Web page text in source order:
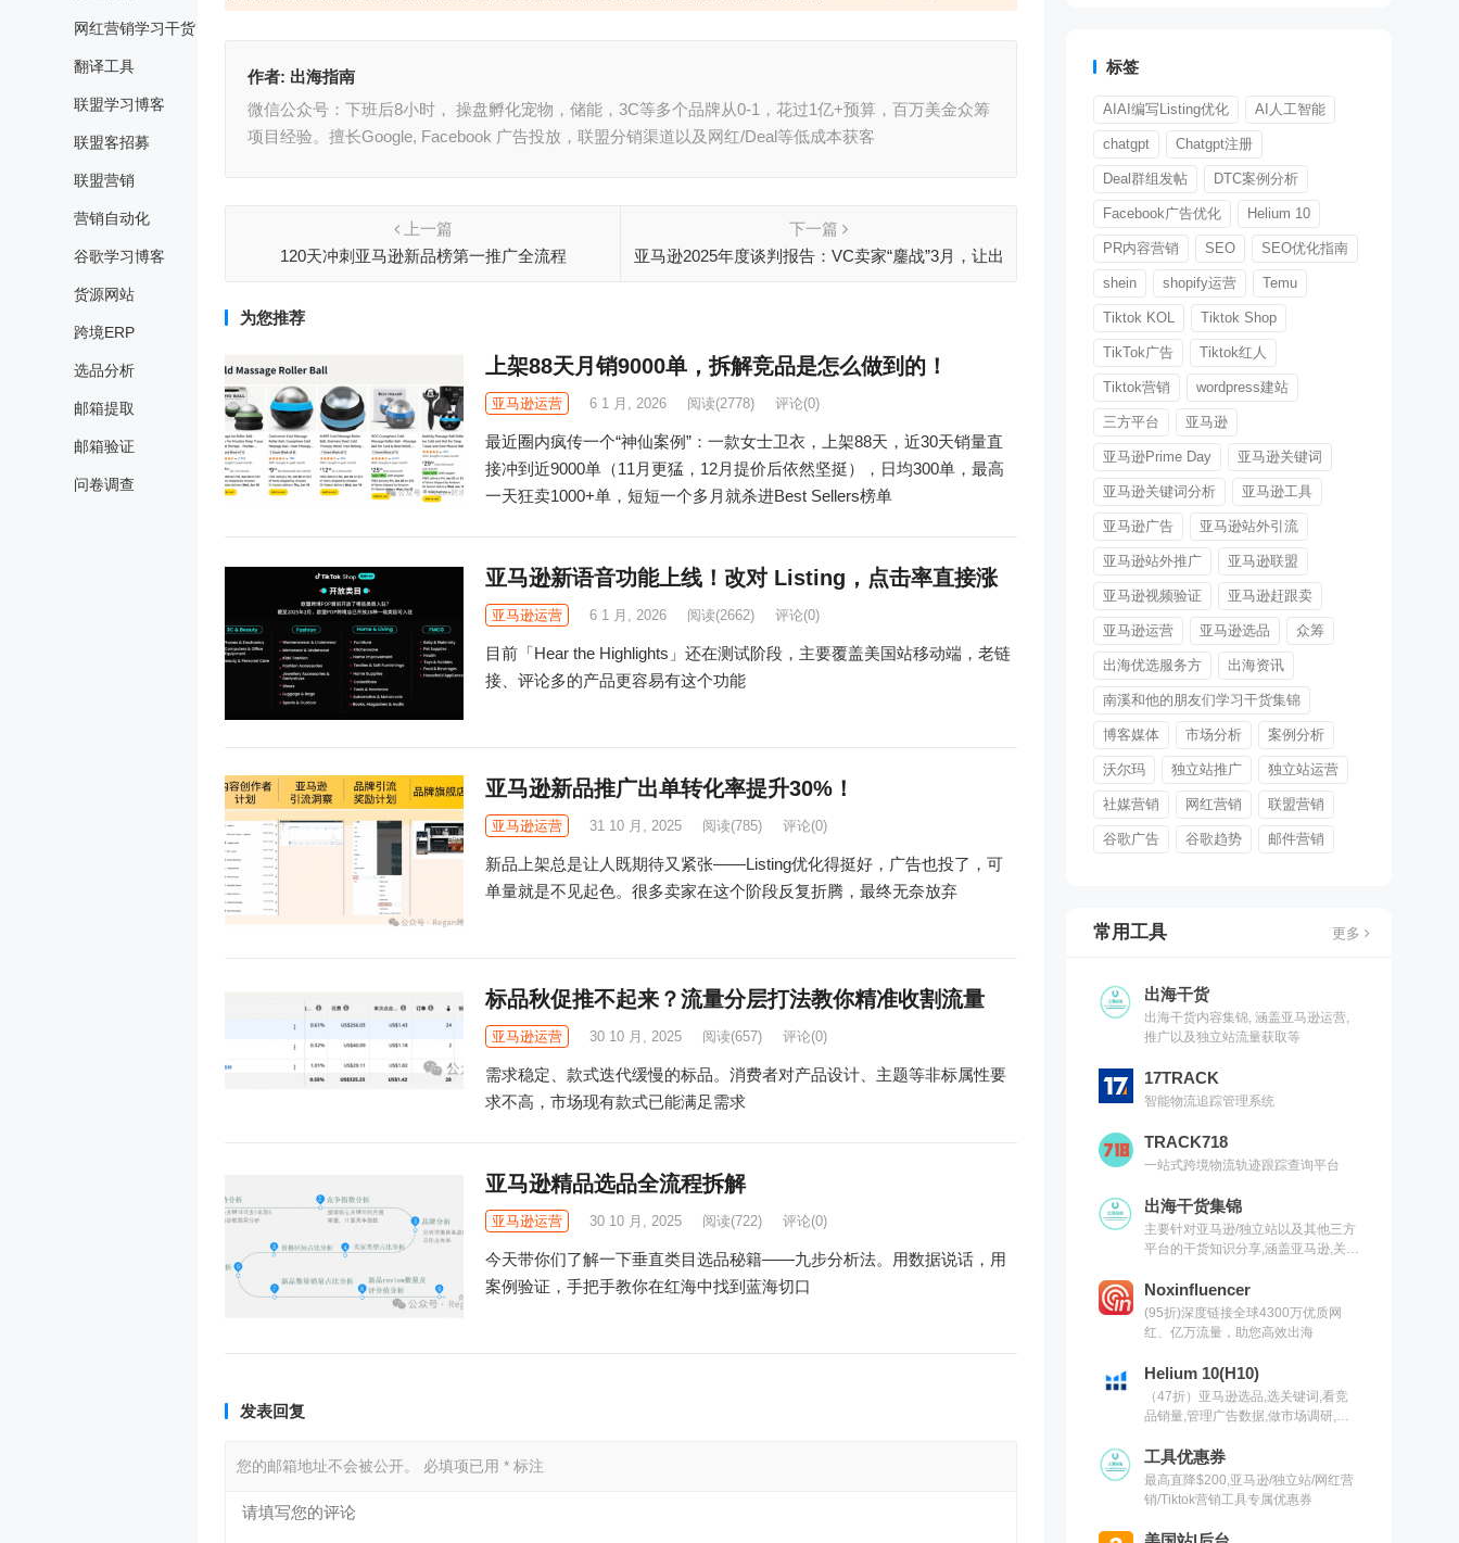
网红营销学习干货
翻译工具
联盟学习博客
联盟客招募
联盟营销
营销自动化
谷歌学习博客
货源网站
跨境ERP
选品分析
邮箱提取
邮箱验证
问卷调查
作者: 出海指南
微信公众号：下班后8小时， 操盘孵化宠物，储能，3C等多个品牌从0-1，花过1亿+预算，百万美金众筹
项目经验。擅长Google, Facebook 广告投放，联盟分销渠道以及网红/Deal等低成本获客
上一篇
120天冲刺亚马逊新品榜第一推广全流程
下一篇
亚马逊2025年度谈判报告：VC卖家“鏖战”3月，让出
为您推荐
上架88天月销9000单，拆解竞品是怎么做到的！
亚马逊运营 6 1 月, 2026 阅读(2778) 评论(0)
最近圈内疯传一个“神仙案例”：一款女士卫衣，上架88天，近30天销量直
接冲到近9000单（11月更猛，12月提价后依然坚挺），日均300单，最高
一天狂卖1000+单，短短一个多月就杀进Best Sellers榜单
亚马逊新语音功能上线！改对 Listing，点击率直接涨
亚马逊运营 6 1 月, 2026 阅读(2662) 评论(0)
目前「Hear the Highlights」还在测试阶段，主要覆盖美国站移动端，老链
接、评论多的产品更容易有这个功能
亚马逊新品推广出单转化率提升30%！
亚马逊运营 31 10 月, 2025 阅读(785) 评论(0)
新品上架总是让人既期待又紧张——Listing优化得挺好，广告也投了，可
单量就是不见起色。很多卖家在这个阶段反复折腾，最终无奈放弃
标品秋促推不起来？流量分层打法教你精准收割流量
亚马逊运营 30 10 月, 2025 阅读(657) 评论(0)
需求稳定、款式迭代缓慢的标品。消费者对产品设计、主题等非标属性要
求不高，市场现有款式已能满足需求
亚马逊精品选品全流程拆解
亚马逊运营 30 10 月, 2025 阅读(722) 评论(0)
今天带你们了解一下垂直类目选品秘籍——九步分析法。用数据说话，用
案例验证，手把手教你在红海中找到蓝海切口
发表回复
您的邮箱地址不会被公开。 必填项已用 * 标注
标签
AIAI编写Listing优化 AI人工智能
chatgpt Chatgpt注册
Deal群组发帖 DTC案例分析
Facebook广告优化 Helium 10
PR内容营销 SEO SEO优化指南
shein shopify运营 Temu
Tiktok KOL Tiktok Shop
TikTok广告 Tiktok红人
Tiktok营销 wordpress建站
三方平台 亚马逊
亚马逊Prime Day 亚马逊关键词
亚马逊关键词分析 亚马逊工具
亚马逊广告 亚马逊站外引流
亚马逊站外推广 亚马逊联盟
亚马逊视频验证 亚马逊赶跟卖
亚马逊运营 亚马逊选品 众筹
出海优选服务方 出海资讯
南溪和他的朋友们学习干货集锦
博客媒体 市场分析 案例分析
沃尔玛 独立站推广 独立站运营
社媒营销 网红营销 联盟营销
谷歌广告 谷歌趋势 邮件营销
常用工具 更多
出海干货
出海干货内容集锦, 涵盖亚马逊运营,
推广以及独立站流量获取等
17TRACK
智能物流追踪管理系统
TRACK718
一站式跨境物流轨迹跟踪查询平台
出海干货集锦
主要针对亚马逊/独立站以及其他三方
平台的干货知识分享,涵盖亚马逊,关键
具以及出海干货集锦,欢迎关注
Noxinfluencer
(95折)深度链接全球4300万优质网
红、亿万流量，助您高效出海
Helium 10(H10)
（47折）亚马逊选品,选关键词,看竞
品销量,管理广告数据,做市场调研,有
工具优惠券
最高直降$200,亚马逊/独立站/网红营
销/Tiktok营销工具专属优惠券